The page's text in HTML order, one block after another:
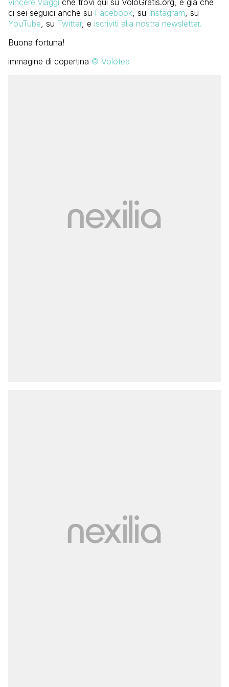
vincere viaggi che trovi qui su VoloGratis.org, e già che
ci sei seguici anche su Facebook, su Instagram, su
YouTube, su Twitter, e iscriviti alla nostra newsletter.
Buona fortuna!
immagine di copertina © Volotea